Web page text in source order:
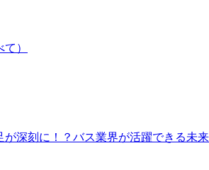
て）
が深刻に！？バス業界が活躍できる未